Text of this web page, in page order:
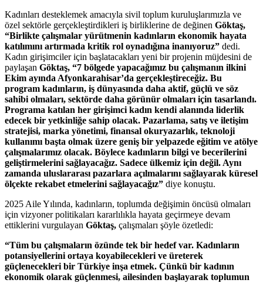
Kadınları desteklemek amacıyla sivil toplum kuruluşlarımızla ve
özel sektörle gerçekleştirdikleri iş birliklerine de değinen Göktaş,
“Birlikte çalışmalar yürütmenin kadınların ekonomik hayata
katılımını artırmada kritik rol oynadığına inanıyoruz” dedi.
Kadın girişimciler için başlatacakları yeni bir projenin müjdesini de
paylaşan Göktaş, “7 bölgede yapacağımız bu çalışmanın ilkini
Ekim ayında Afyonkarahisar’da gerçekleştireceğiz. Bu
program kadınların, iş dünyasında daha aktif, güçlü ve söz
sahibi olmaları, sektörde daha görünür olmaları için tasarlandı.
Programa katılan her girişimci kadın kendi alanında liderlik
edecek bir yetkinliğe sahip olacak. Pazarlama, satış ve iletişim
stratejisi, marka yönetimi, finansal okuryazarlık, teknoloji
kullanımı başta olmak üzere geniş bir yelpazede eğitim ve atölye
çalışmalarımız olacak. Böylece kadınların bilgi ve becerilerini
geliştirmelerini sağlayacağız. Sadece ülkemiz için değil. Aynı
zamanda uluslararası pazarlara açılmalarını sağlayarak küresel
ölçekte rekabet etmelerini sağlayacağız” diye konuştu.
2025 Aile Yılında, kadınların, toplumda değişimin öncüsü olmaları
için vizyoner politikaları kararlılıkla hayata geçirmeye devam
ettiklerini vurgulayan Göktaş, çalışmaları şöyle özetledi:
“Tüm bu çalışmaların özünde tek bir hedef var. Kadınların
potansiyellerini ortaya koyabilecekleri ve üreterek
güçlenecekleri bir Türkiye inşa etmek. Çünkü bir kadının
ekonomik olarak güçlenmesi, ailesinden başlayarak toplumun